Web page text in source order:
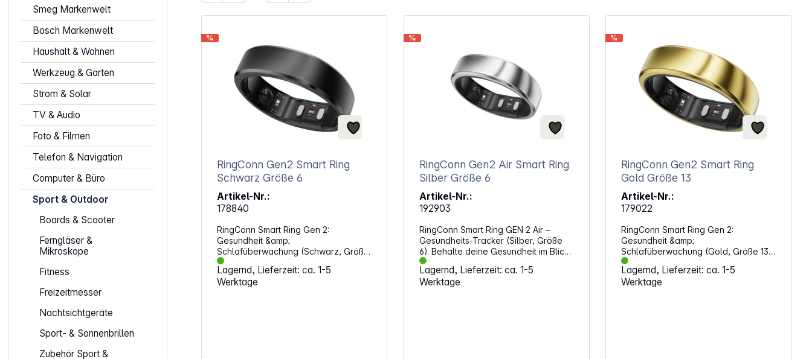
Smeg Markenwelt
Bosch Markenwelt
Haushalt & Wohnen
Werkzeug & Garten
Strom & Solar
TV & Audio
Foto & Filmen
Telefon & Navigation
Computer & Büro
Sport & Outdoor
Boards & Scooter
Ferngläser &
Mikroskope
Fitness
Freizeitmesser
Nachtsichtgeräte
Sport- & Sonnenbrillen
Zubehör Sport &
%
RingConn Gen2 Smart Ring
Schwarz Größe 6
Artikel-Nr.:
178840
RingConn Smart Ring Gen 2:
Gesundheit &amp;
Schlafüberwachung (Schwarz, Größe
6). Überwache deine Gesundheit und
deinen Schlaf. Mit Funktionen wie
Schlafapnoe-Erkennung,
Lagernd, Lieferzeit: ca. 1-5
Werktage
%
RingConn Gen2 Air Smart Ring
Silber Größe 6
Artikel-Nr.:
192903
RingConn Smart Ring GEN 2 Air –
Gesundheits-Tracker (Silber, Größe
6). Behalte deine Gesundheit im Blick
– ganz diskret am Finger. Der
RingConn GEN 2 Air begleitet dich
rund um die Uhr und liefert dir
Lagernd, Lieferzeit: ca. 1-5
Werktage
%
RingConn Gen2 Smart Ring
Gold Größe 13
Artikel-Nr.:
179022
RingConn Smart Ring Gen 2:
Gesundheit &amp;
Schlafüberwachung (Gold, Größe 13).
Überwache deine Gesundheit und
deinen Schlaf. Mit Funktionen wie
Schlafapnoe-Erkennung,
Lagernd, Lieferzeit: ca. 1-5
Werktage